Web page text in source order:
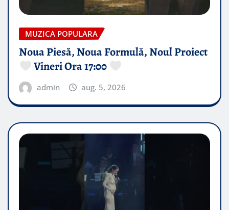
MUZICA POPULARA
Noua Piesă, Noua Formulă, Noul Proiect
Vineri Ora 17:00
admin aug. 5, 2026